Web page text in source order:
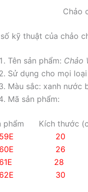
Chảo
kỹ thuật của chảo
Tên sản phẩm: Chảo
Sử dụng cho mọi
Màu sắc: xanh nước
Mã sản phẩm:
phẩm Kích thước
26
28